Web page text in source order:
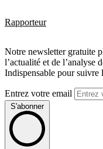
Rapporteur
Notre newsletter gratuite
l’actualité et de l’analyse
Indispensable pour suivre
Entrez votre email
S'abonner